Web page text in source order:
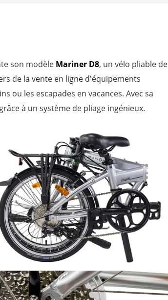
son modèle Mariner D8, un vélo pliable de
de la vente en ligne d'équipements
ou les escapades en vacances. Avec sa
à un système de pliage ingénieux.